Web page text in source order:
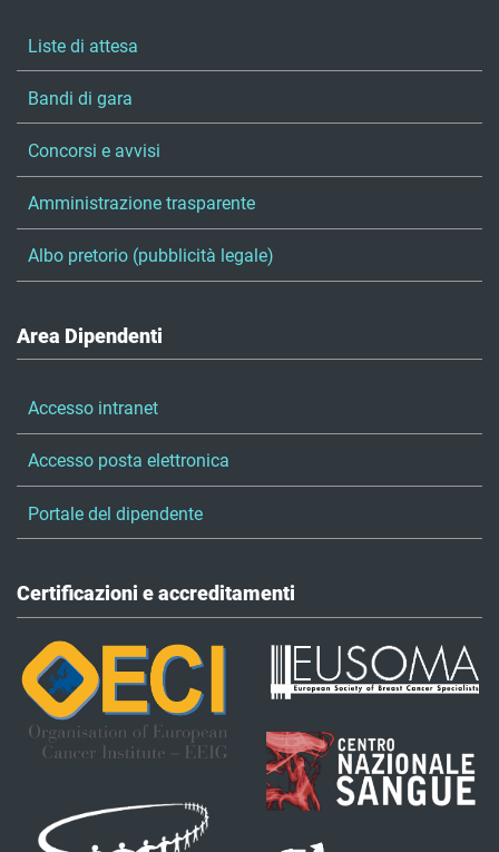
Liste di attesa
Bandi di gara
Concorsi e avvisi
Amministrazione trasparente
Albo pretorio (pubblicità legale)
Area Dipendenti
Accesso intranet
Accesso posta elettronica
Portale del dipendente
Certificazioni e accreditamenti